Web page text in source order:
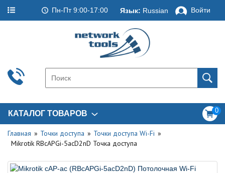
Пн-Пт 9:00-17:00 Язык: Russian Войти
КАТАЛОГ ТОВАРОВ 0
Главная Точки доступа
Точки доступа Wi-Fi
Mikrotik RBcAPGi-5acD2nD Точка доступа